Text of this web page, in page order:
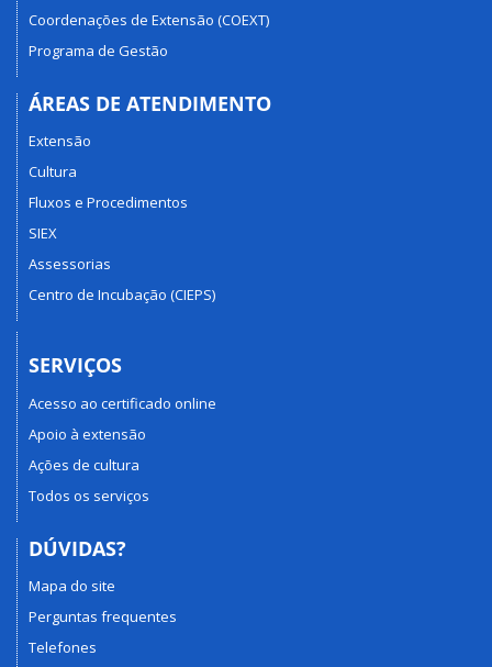
Coordenações de Extensão (COEXT)
Programa de Gestão
ÁREAS DE ATENDIMENTO
Extensão
Cultura
Fluxos e Procedimentos
SIEX
Assessorias
Centro de Incubação (CIEPS)
SERVIÇOS
Acesso ao certificado online
Apoio à extensão
Ações de cultura
Todos os serviços
DÚVIDAS?
Mapa do site
Perguntas frequentes
Telefones